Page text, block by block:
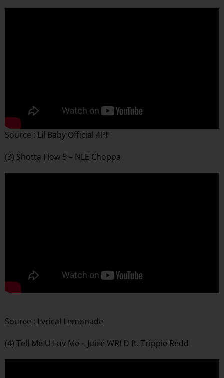
Source : Lil Baby Official 4PF
(3) Shotta Flow 5 – NLE Choppa
Source : Lyrical Lemonade
(4) Tell Me U Luv Me – Juice WRLD ft. Trippie Redd